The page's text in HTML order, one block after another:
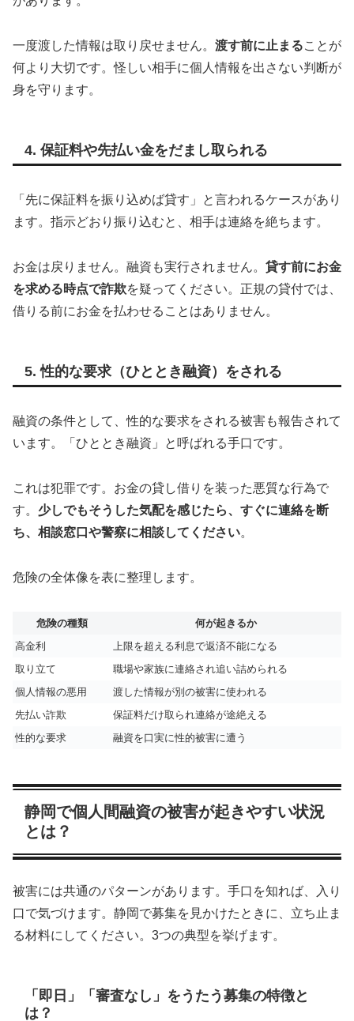
一度渡した情報は取り戻せません。 渡す前に止まることが
何より大切です。怪しい相手に個人情報を出さない判断が
身を守ります。
4. 保証料や先払い金をだまし取られる
「先に保証料を振り込めば貸す」と言われるケースがあり
ます。指示どおり振り込むと、相手は連絡を絶ちます。
お金は戻りません。融資も実行されません。 貸す前にお金
を求める時点で詐欺を疑ってください。正規の貸付では、
借りる前にお金を払わせることはありません。
5. 性的な要求（ひととき融資）をされる
融資の条件として、性的な要求をされる被害も報告されて
います。「ひととき融資」と呼ばれる手口です。
これは犯罪です。お金の貸し借りを装った悪質な行為で
す。 少しでもそうした気配を感じたら、すぐに連絡を断
ち、相談窓口や警察に相談してください。
危険の全体像を表に整理します。
危険の種類
何が起きるか
高金利
上限を超える利息で返済不能になる
取り立て
職場や家族に連絡され追い詰められる
個人情報の悪用
渡した情報が別の被害に使われる
先払い詐欺
保証料だけ取られ連絡が途絶える
性的な要求
融資を口実に性的被害に遭う
静岡で個人間融資の被害が起きやすい状況
とは？
被害には共通のパターンがあります。手口を知れば、入り
口で気づけます。静岡で募集を見かけたときに、立ち止ま
る材料にしてください。3つの典型を挙げます。
「即日」「審査なし」をうたう募集の特徴と
は？